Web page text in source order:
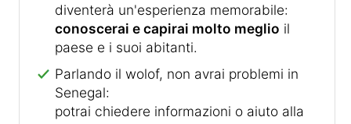
diventerà un'esperienza memorabile:
conoscerai e capirai molto meglio il
paese e i suoi abitanti.
Parlando il wolof, non avrai problemi in
Senegal:
potrai chiedere informazioni o aiuto alla